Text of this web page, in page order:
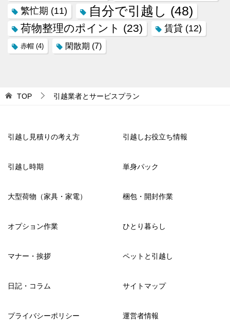
繁忙期 (11) 自分で引越し (48)
荷物整理のポイント (23) 賃貸 (12)
赤帽 (4) 閑散期 (7)
TOP 引越業者とサービスプラン
引越し見積りの考え方 引越しお役立ち情報
引越し時期 単身パック
大型荷物（家具・家電） 梱包・開封作業
オプション作業 ひとり暮らし
マナー・挨拶 ペットと引越し
日記・コラム サイトマップ
プライバシーポリシー 運営者情報